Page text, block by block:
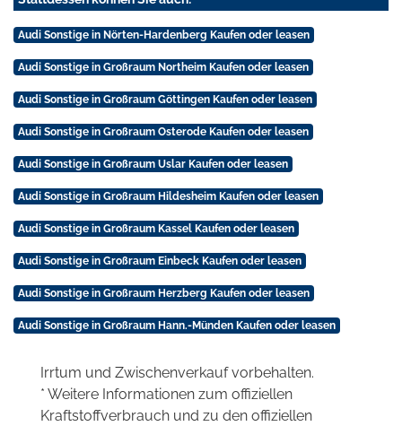
Audi Sonstige in Nörten-Hardenberg Kaufen oder leasen
Audi Sonstige in Großraum Northeim Kaufen oder leasen
Audi Sonstige in Großraum Göttingen Kaufen oder leasen
Audi Sonstige in Großraum Osterode Kaufen oder leasen
Audi Sonstige in Großraum Uslar Kaufen oder leasen
Audi Sonstige in Großraum Hildesheim Kaufen oder leasen
Audi Sonstige in Großraum Kassel Kaufen oder leasen
Audi Sonstige in Großraum Einbeck Kaufen oder leasen
Audi Sonstige in Großraum Herzberg Kaufen oder leasen
Audi Sonstige in Großraum Hann.-Münden Kaufen oder leasen
Irrtum und Zwischenverkauf vorbehalten.
* Weitere Informationen zum offiziellen
Kraftstoffverbrauch und zu den offiziellen